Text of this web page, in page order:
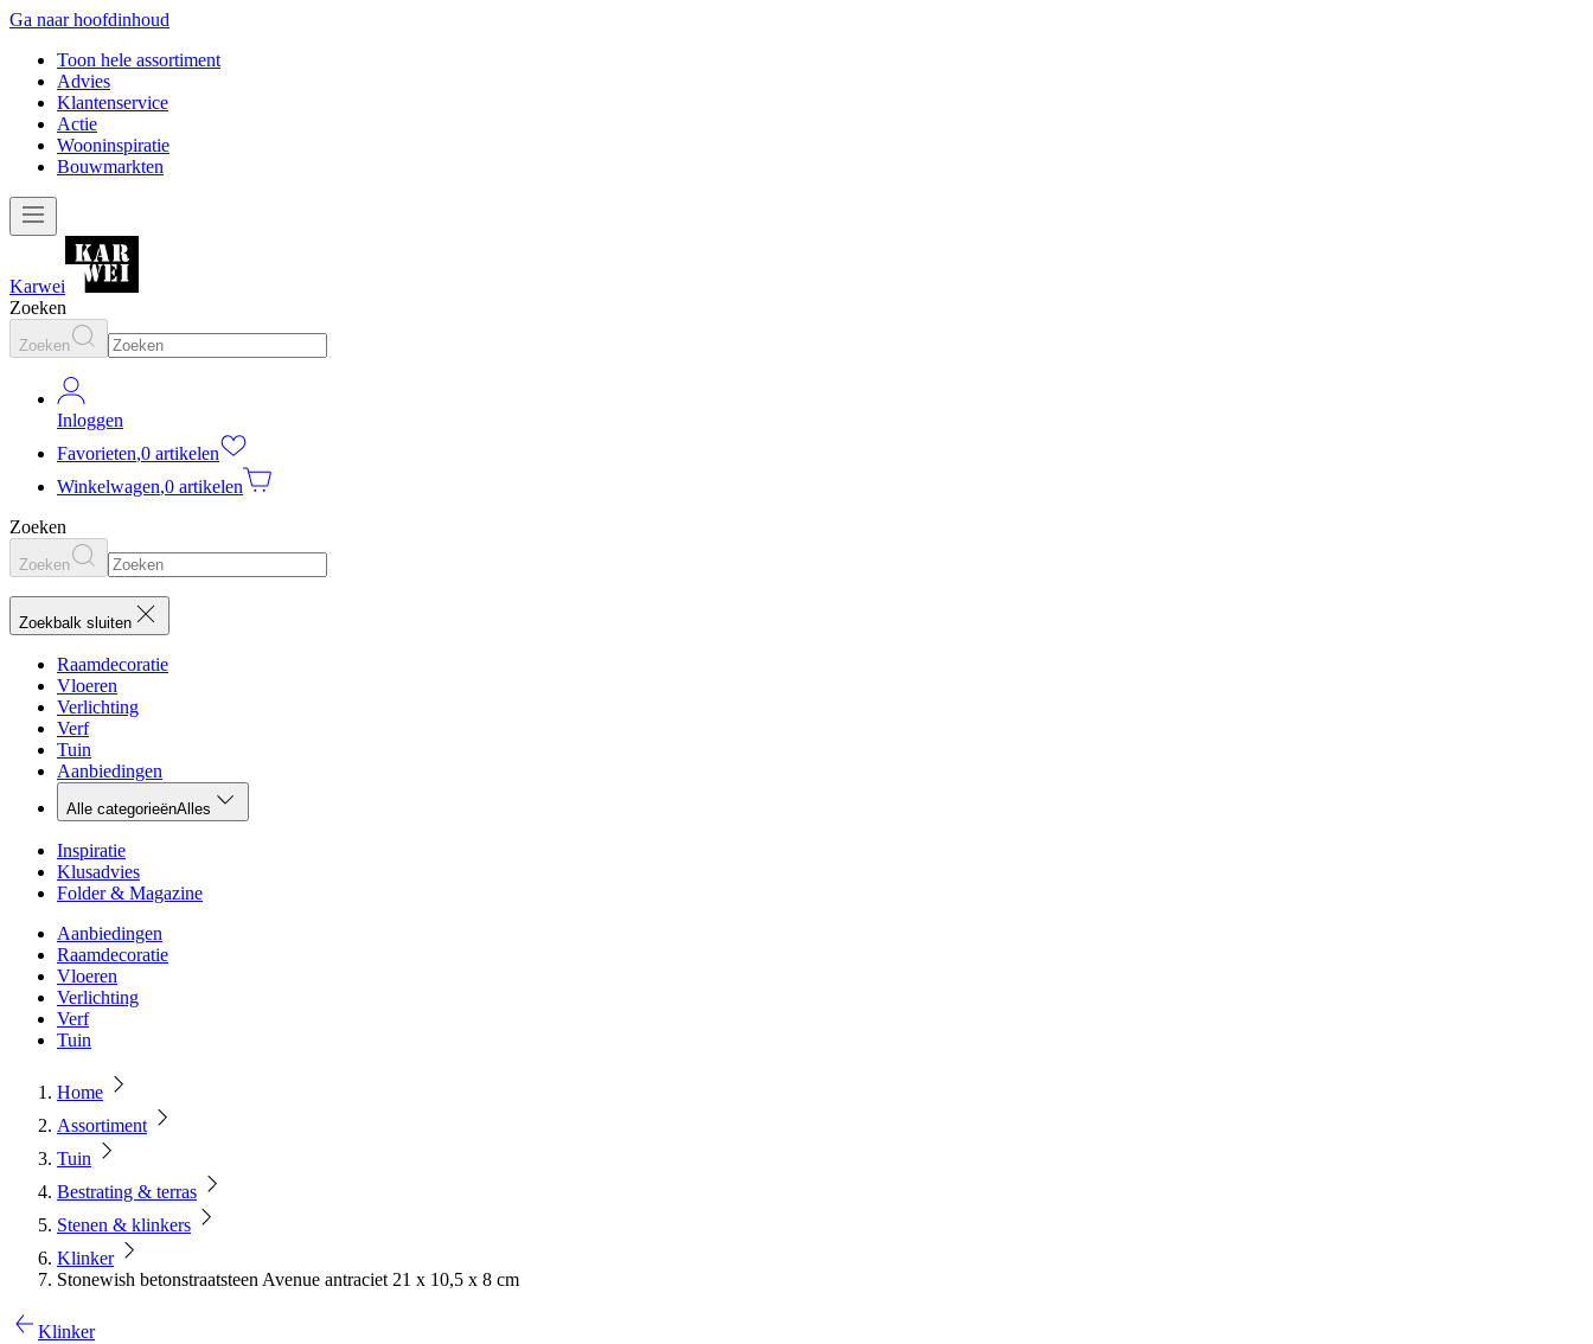
Ga naar hoofdinhoud
Toon hele assortiment
Advies
Klantenservice
Actie
Wooninspiratie
Bouwmarkten
Karwei
Zoeken
Zoeken
Inloggen
Favorieten,0 artikelen
Winkelwagen,0 artikelen
Zoeken
Zoeken
Zoekbalk sluiten
Raamdecoratie
Vloeren
Verlichting
Verf
Tuin
Aanbiedingen
Alle categorieënAlles
Inspiratie
Klusadvies
Folder & Magazine
Aanbiedingen
Raamdecoratie
Vloeren
Verlichting
Verf
Tuin
Home
Assortiment
Tuin
Bestrating & terras
Stenen & klinkers
Klinker
Stonewish betonstraatsteen Avenue antraciet 21 x 10,5 x 8 cm
Klinker